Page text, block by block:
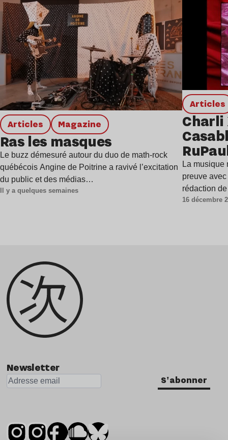
Articles magazine
Ras les masques
Le buzz démesuré autour du duo de math-rock
québécois Angine de Poitrine a ravivé l’excitation
du public et des médias…
Il y a quelques semaines
Articles
Charli
La musique
preuve
rédaction
16 décembre
Lire l’article
Newsletter
S'abonner